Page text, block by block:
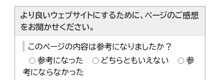
より良いウェブサイトにするために、ページのご感想
をお聞かせください。
このページの内容は参考になりましたか？
参考になった
どちらともいえない
参
考にならなかった